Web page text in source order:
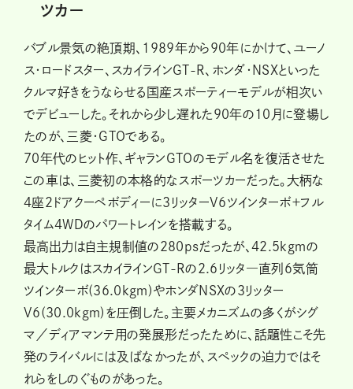
ツカー
バブル景気の絶頂期、1989年から90年にかけて、ユーノ
ス・ロードスター、スカイラインGT-R、ホンダ・NSXといった
クルマ好きをうならせる国産スポーティーモデルが相次い
でデビューした。それから少し遅れた90年の10月に登場し
たのが、三菱・GTOである。
70年代のヒット作、ギャランGTOのモデル名を復活させた
この車は、三菱初の本格的なスポーツカーだった。大柄な
４座２ドアクーペボディーに３リッターV6ツインターボ＋フル
タイム4WDのパワートレインを搭載する。
最高出力は自主規制値の280psだったが、42.5kgｍの
最大トルクはスカイラインGT-Rの2.6リッタ―直列６気筒
ツインターボ(36.0kgｍ)やホンダNSXの3リッター
V6(30.0kgｍ)を圧倒した。主要メカニズムの多くがシグ
マ／ディアマンテ用の発展形だったために、話題性こそ先
発のライバルには及ばなかったが、スペックの迫力ではそ
れらをしのぐものがあった。